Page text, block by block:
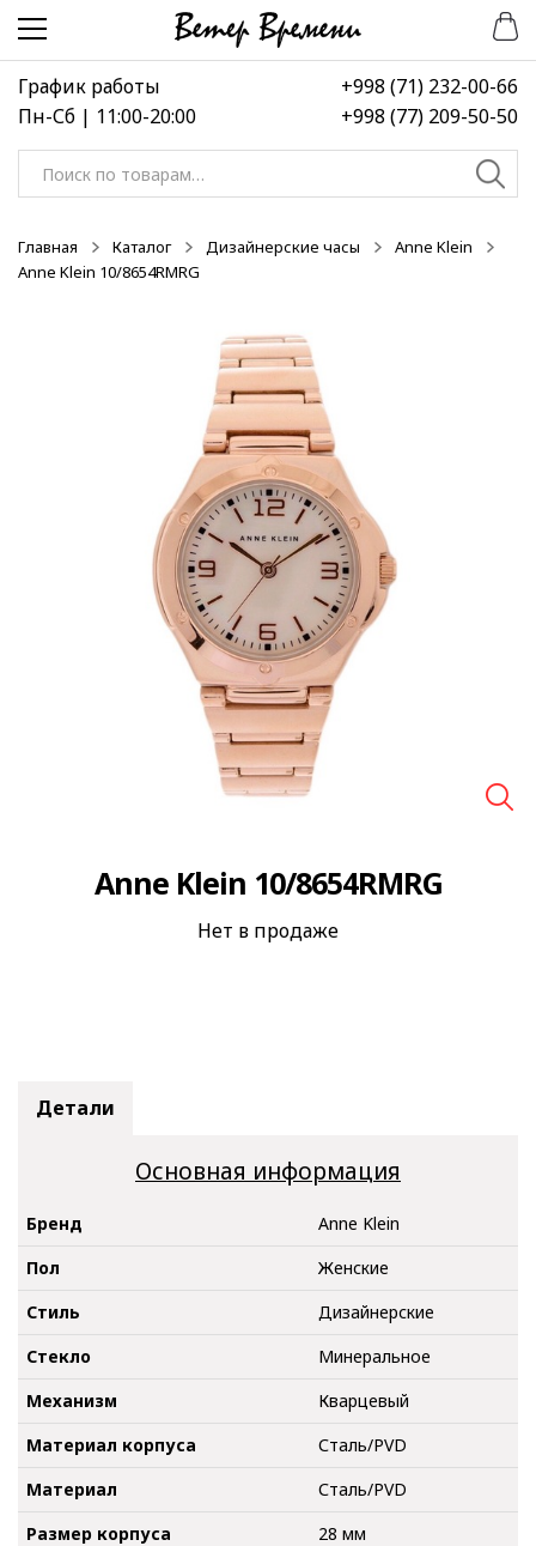
Перейти
навигации
Перейти
содержимому
График работы
Пн-Сб | 11:00-20:00
+998 (71) 232-00-66
+998 (77) 209-50-50
Искать:
Главная Каталог Дизайнерские часы
Anne Klein
Anne Klein 10/8654RMRG
Anne Klein 10/8654RMRG
Нет в продаже
Детали
Основная информация
Бренд
Anne Klein
Пол
Женские
Стиль
Дизайнерские
Стекло
Минеральное
Механизм
Кварцевый
Материал корпуса
Сталь/PVD
Материал
Сталь/PVD
Размер корпуса
28 мм
-50%
-50%
-50%